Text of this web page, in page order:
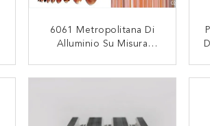
6061 Metropolitana Di
Alluminio Su Misura
CONTATTACI